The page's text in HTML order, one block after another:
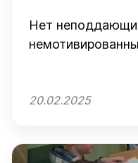
Нет
20.02.2025